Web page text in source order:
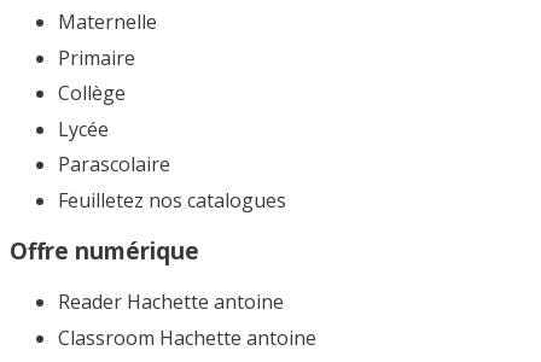
Maternelle
Primaire
Collège
Lycée
Parascolaire
Feuilletez nos catalogues​
Offre numérique
Reader Hachette antoine
Classroom Hachette antoine